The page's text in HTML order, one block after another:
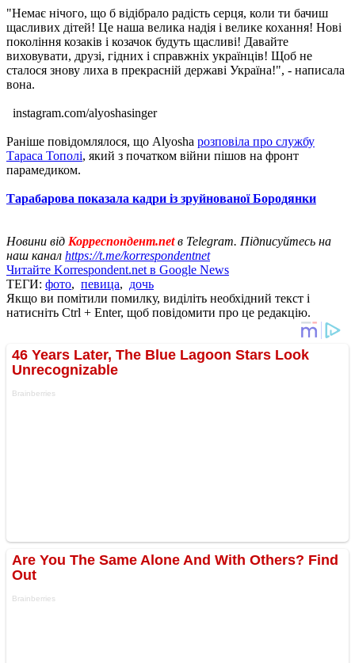
"Немає нічого, що б відібрало радість серця, коли ти бачиш
щасливих дітей! Це наша велика надія і велике кохання! Нові
покоління козаків і козачок будуть щасливі! Давайте
виховувати, друзі, гідних і справжніх українців! Щоб не
сталося знову лиха в прекрасній державі Україна!", - написала
вона.
instagram.com/alyoshasinger
Раніше повідомлялося, що Alyosha розповіла про службу
Тараса Тополі, який з початком війни пішов на фронт
парамедиком.
Тарабарова показала кадри із зруйнованої Бородянки
Новини від Корреспондент.netв Telegram. Підписуйтесь на
наш канал https://t.me/korrespondentnet
Читайте Korrespondent.net в Google News
ТЕГИ: фото, певица, дочь
Якщо ви помітили помилку, виділіть необхідний текст і
натисніть Ctrl + Enter, щоб повідомити про це редакцію.